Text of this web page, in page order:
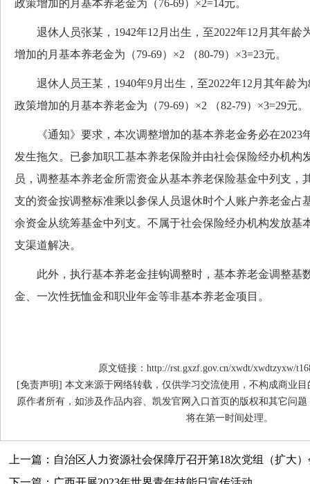
政策增加的月基本养老金为（76-69）×2=14元。
退休人员张某，1942年12月出生，至2022年12月其年龄
增加的月基本养老金为（79-69）×2 （80-79）×3=23元。
退休人员王某，1940年9月出生，至2022年12月其年龄为
政策增加的月基本养老金为（79-69）×2 （82-79）×3=29元。
《通知》要求，本次调整增加的基本养老金务必在2023
发生拖欠。已参加职工基本养老保险并由社会保险经办机构
员，调整基本养老金所需资金从基本养老保险基金中列支，
支的资金按调整标准乘以参保人员退休时个人账户养老金占
余资金从统筹基金中列支。不属于社会保险经办机构发放基
支渠道解决。
此外，执行基本养老金挂钩调整时，基本养老金调整基
金、一次性抚恤金和职业年金等非基本养老金项目。
原文链接：http://rst.gxzf.gov.cn/xwdt/xwdtzyxw/
[免责声明] 本文来源于网络转载，仅供学习交流使用，不构成商业
原作者所有，如涉及作品内容、凯发官网入口首页的版权和其它问
将在第一时间处理。
上一篇：自治区人力资源社会保障厅召开第18次党组（扩大